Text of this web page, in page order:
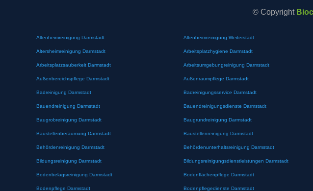
© Copyright
Altenheimreinigung Darmstadt Altenheimreinigung Weiterstadt
Altersheimreinigung Darmstadt Arbeitsplatzhygiene Darmstadt
Arbeitsplatzsauberkeit Darmstadt Arbeitsumgebungreinigung Darmstadt
Außenbereichspflege Darmstadt Außenraumpflege Darmstadt
Badreinigung Darmstadt Badreinigungsservice Darmstadt
Bauendreinigung Darmstadt Bauendreinigungsdienste Darmstadt
Baugrobreinigung Darmstadt Baugrundreinigung Darmstadt
Baustellenberäumung Darmstadt Baustellenreinigung Darmstadt
Behördenreinigung Darmstadt Behördenunterhaltsreinigung Darmstadt
Bildungsreinigung Darmstadt Bildungsreinigungsdienstleistungen Darmstadt
Bodenbelagsreinigung Darmstadt Bodenflächenpflege Darmstadt
Bodenpflege Darmstadt Bodenpflegedienste Darmstadt